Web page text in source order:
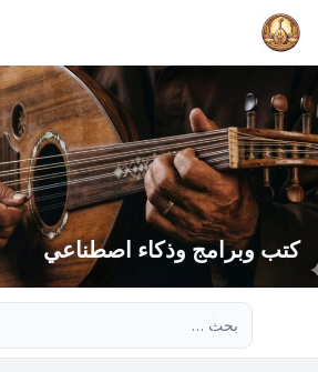
كتب وبرامج وذكاء اصطناعي